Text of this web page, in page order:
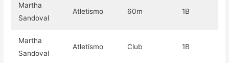
Martha
Sandoval
Atletismo 60m 1B
Martha
Sandoval
Atletismo Club 1B